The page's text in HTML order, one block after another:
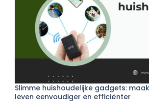
Slimme huishoudelijke gadgets:
leven eenvoudiger en efficiënter